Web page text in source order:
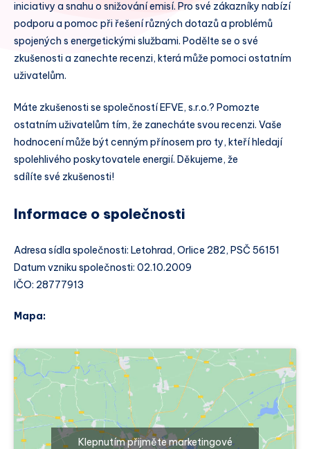
iniciativy a snahu o snižování emisí. Pro své zákazníky nabízí
podporu a pomoc při řešení různých dotazů a problémů
spojených s energetickými službami. Podělte se o své
zkušenosti a zanechte recenzi, která může pomoci ostatním
uživatelům.
Máte zkušenosti se společností EFVE, s.r.o.? Pomozte
ostatním uživatelům tím, že zanecháte svou recenzi. Vaše
hodnocení může být cenným přínosem pro ty, kteří hledají
spolehlivého poskytovatele energií. Děkujeme, že
sdílíte své zkušenosti!
Informace o společnosti
Adresa sídla společnosti: Letohrad, Orlice 282, PSČ 56151
Datum vzniku společnosti: 02.10.2009
IČO: 28777913
Mapa:
Klepnutím přijměte marketingové